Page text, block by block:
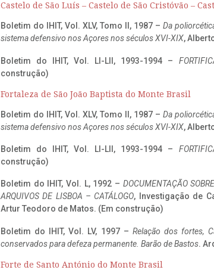
Castelo de São Luís – Castelo de São Cristóvão –
Boletim do IHIT, Vol. XLV, Tomo II, 1987 – Da
sistema defensivo nos Açores nos séculos XVI-XIX,
Boletim do IHIT, Vol. LI-LII, 1993-1994 –
construção)
Fortaleza de São João Baptista do Monte Brasil
Boletim do IHIT, Vol. XLV, Tomo II, 1987 – Da
sistema defensivo nos Açores nos séculos XVI-XIX,
Boletim do IHIT, Vol. LI-LII, 1993-1994 –
construção)
Boletim do IHIT, Vol. L, 1992 – DOCUMENTAÇÃO
ARQUIVOS DE LISBOA – CATÁLOGO, Investigação de
Artur Teodoro de Matos. (Em construção)
Boletim do IHIT, Vol. LV, 1997 – Relação dos fortes,
conservados para defeza permanente. Barão de Bastos.
Forte de Santo António do Monte Brasil